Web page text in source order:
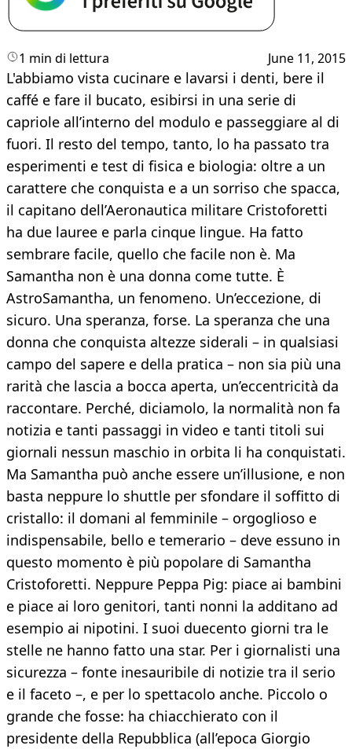
1 min di lettura June 11, 2015
L'abbiamo vista cucinare e lavarsi i denti, bere il
caffé e fare il bucato, esibirsi in una serie di
capriole all’interno del modulo e passeggiare al di
fuori. Il resto del tempo, tanto, lo ha passato tra
esperimenti e test di fisica e biologia: oltre a un
carattere che conquista e a un sorriso che spacca,
il capitano dell’Aeronautica militare Cristoforetti
ha due lauree e parla cinque lingue. Ha fatto
sembrare facile, quello che facile non è. Ma
Samantha non è una donna come tutte. È
AstroSamantha, un fenomeno. Un’eccezione, di
sicuro. Una speranza, forse. La speranza che una
donna che conquista altezze siderali – in qualsiasi
campo del sapere e della pratica – non sia più una
rarità che lascia a bocca aperta, un’eccentricità da
raccontare. Perché, diciamolo, la normalità non fa
notizia e tanti passaggi in video e tanti titoli sui
giornali nessun maschio in orbita li ha conquistati.
Ma Samantha può anche essere un’illusione, e non
basta neppure lo shuttle per sfondare il soffitto di
cristallo: il domani al femminile – orgoglioso e
indispensabile, bello e temerario – deve essuno in
questo momento è più popolare di Samantha
Cristoforetti. Neppure Peppa Pig: piace ai bambini
e piace ai loro genitori, tanti nonni la additano ad
esempio ai nipotini. I suoi duecento giorni tra le
stelle ne hanno fatto una star. Per i giornalisti una
sicurezza – fonte inesauribile di notizie tra il serio
e il faceto –, e per lo spettacolo anche. Piccolo o
grande che fosse: ha chiacchierato con il
presidente della Repubblica (all’epoca Giorgio